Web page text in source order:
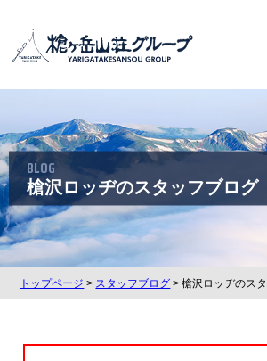
BLOG
槍沢ロッヂのスタッフブログ
トップページ > スタッフブログ > 槍沢ロッヂのス